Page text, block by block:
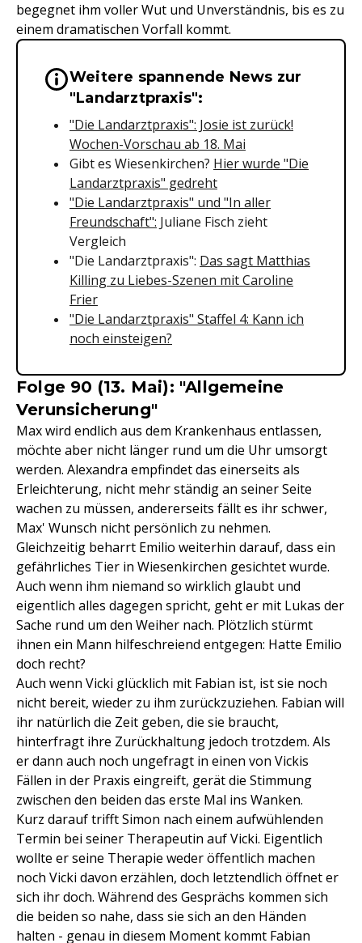
begegnet ihm voller Wut und Unverständnis, bis es zu
einem dramatischen Vorfall kommt.
Wichtige Hinweise &
Weitere spannende News zur
"Landarztpraxis":
"Die Landarztpraxis": Josie ist zurück!
Wochen-Vorschau ab 18. Mai
Gibt es Wiesenkirchen? Hier wurde "Die
Landarztpraxis" gedreht
"Die Landarztpraxis" und "In aller
Freundschaft": Juliane Fisch zieht
Vergleich
"Die Landarztpraxis": Das sagt Matthias
Killing zu Liebes-Szenen mit Caroline
Frier
"Die Landarztpraxis" Staffel 4: Kann ich
noch einsteigen?
Folge 90 (13. Mai): "Allgemeine
Verunsicherung"
Max wird endlich aus dem Krankenhaus entlassen,
möchte aber nicht länger rund um die Uhr umsorgt
werden. Alexandra empfindet das einerseits als
Erleichterung, nicht mehr ständig an seiner Seite
wachen zu müssen, andererseits fällt es ihr schwer,
Max' Wunsch nicht persönlich zu nehmen.
Gleichzeitig beharrt Emilio weiterhin darauf, dass ein
gefährliches Tier in Wiesenkirchen gesichtet wurde.
Auch wenn ihm niemand so wirklich glaubt und
eigentlich alles dagegen spricht, geht er mit Lukas der
Sache rund um den Weiher nach. Plötzlich stürmt
ihnen ein Mann hilfeschreiend entgegen: Hatte Emilio
doch recht?
Auch wenn Vicki glücklich mit Fabian ist, ist sie noch
nicht bereit, wieder zu ihm zurückzuziehen. Fabian will
ihr natürlich die Zeit geben, die sie braucht,
hinterfragt ihre Zurückhaltung jedoch trotzdem. Als
er dann auch noch ungefragt in einen von Vickis
Fällen in der Praxis eingreift, gerät die Stimmung
zwischen den beiden das erste Mal ins Wanken.
Kurz darauf trifft Simon nach einem aufwühlenden
Termin bei seiner Therapeutin auf Vicki. Eigentlich
wollte er seine Therapie weder öffentlich machen
noch Vicki davon erzählen, doch letztendlich öffnet er
sich ihr doch. Während des Gesprächs kommen sich
die beiden so nahe, dass sie sich an den Händen
halten - genau in diesem Moment kommt Fabian